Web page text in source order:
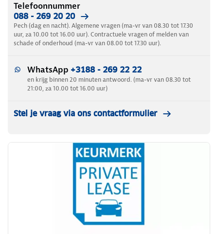
Telefoonnummer
088 - 269 20 20
Pech (dag en nacht). Algemene vragen (ma-vr van 08.30 tot 17.30
uur, za 10.00 tot 16.00 uur). Contractuele vragen of melden van
schade of onderhoud (ma-vr van 08.00 tot 17.30 uur).
WhatsApp +3188 - 269 22 22
en krijg binnen 20 minuten antwoord. (ma-vr van 08.30 tot
21:00, za 10.00 tot 16.00 uur)
Stel je vraag via ons contactformulier